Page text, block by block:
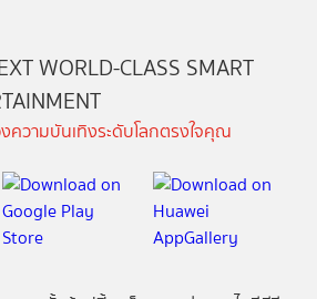
WORLD-CLASS SMART
ความบันเทิงระดับโลกตรงใจคุณ